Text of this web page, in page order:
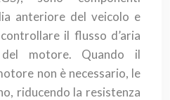
anteriore del veicolo e
il flusso d’aria
motore. Quando il
non è necessario, le
riducendo la resistenza